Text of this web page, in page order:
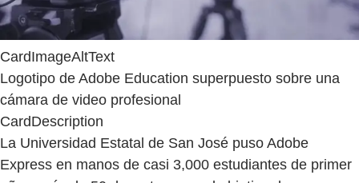
CardImageAltText
Logotipo de Adobe Education superpuesto sobre una
cámara de video profesional
CardDescription
La Universidad Estatal de San José puso Adobe
Express en manos de casi 3,000 estudiantes de primer